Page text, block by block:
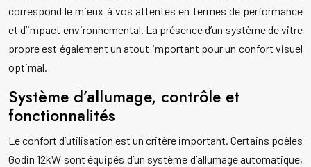
correspond le mieux à vos attentes en termes de performance
et d’impact environnemental. La présence d’un système de vitre
propre est également un atout important pour un confort visuel
optimal.
Système d’allumage, contrôle et
fonctionnalités
Le confort d’utilisation est un critère important. Certains poêles
Godin 12kW sont équipés d’un système d’allumage automatique,